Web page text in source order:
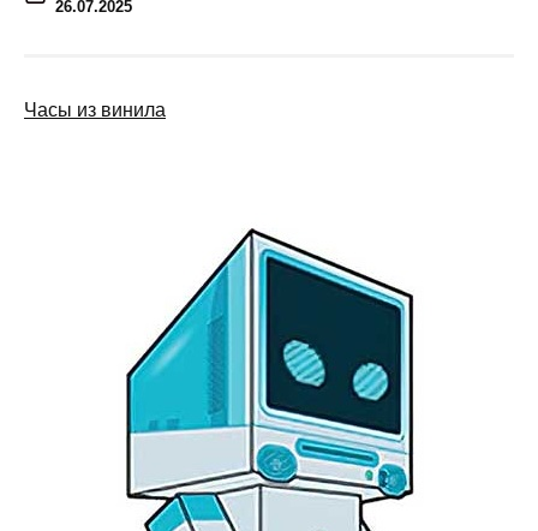
26.07.2025
Часы из винила